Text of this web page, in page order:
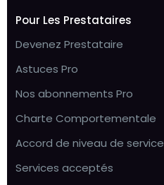
Pour Les Prestataires
Devenez Prestataire
Astuces Pro
Nos abonnements Pro
Charte Comportementale
Accord de niveau de service
Services acceptés